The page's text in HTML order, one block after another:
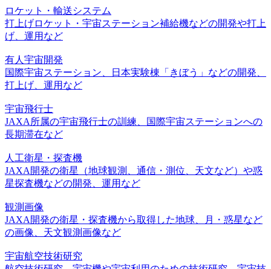
ロケット・輸送システム
打上げロケット・宇宙ステーション補給機などの開発や打上
げ、運用など
有人宇宙開発
国際宇宙ステーション、日本実験棟「きぼう」などの開発、
打上げ、運用など
宇宙飛行士
JAXA所属の宇宙飛行士の訓練、国際宇宙ステーションへの
長期滞在など
人工衛星・探査機
JAXA開発の衛星（地球観測、通信・測位、天文など）や惑
星探査機などの開発、運用など
観測画像
JAXA開発の衛星・探査機から取得した地球、月・惑星など
の画像、天文観測画像など
宇宙航空技術研究